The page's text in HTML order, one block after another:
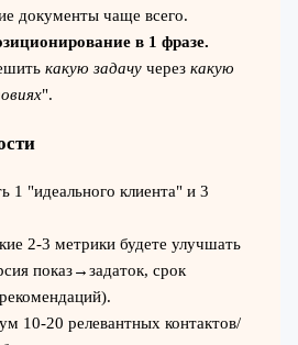
документы чаще всего.
в 1 фразе.
какую задачучерез какую
".
1 "идеального клиента" и 3
2-3 метрики будете улучшать
показ→задаток, срок
10-20 релевантных контактов/